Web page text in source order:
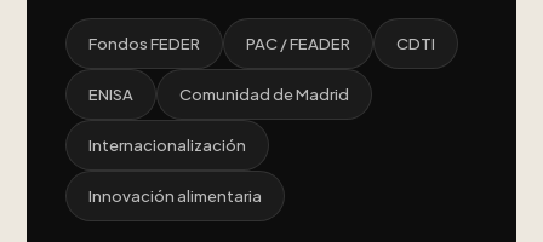
Fondos FEDER PAC / FEADER CDTI
ENISA Comunidad de Madrid
Internacionalización
Innovación alimentaria